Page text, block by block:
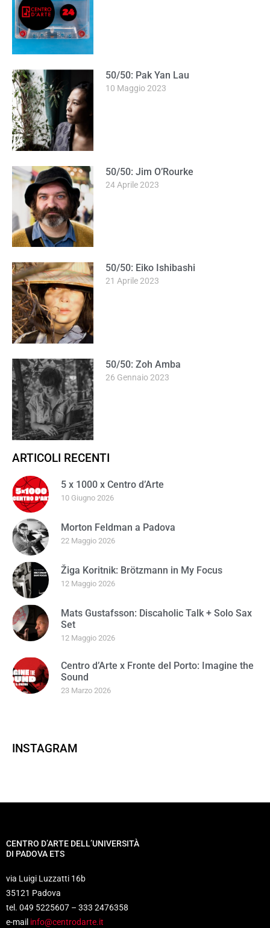
50/50: Pak Yan Lau
10 Maggio 2023
50/50: Jim O’Rourke
24 Aprile 2023
50/50: Eiko Ishibashi
21 Aprile 2023
50/50: Zoh Amba
26 Gennaio 2023
ARTICOLI RECENTI
5 x 1000 x Centro d’Arte
10 Giugno 2026
Morton Feldman a Padova
22 Maggio 2026
Žiga Koritnik: Brötzmann in My Focus
12 Maggio 2026
Mats Gustafsson: Discaholic Talk + Solo Sax
Set
12 Maggio 2026
Centro d’Arte x Fronte del Porto: Imagine the
Sound
23 Marzo 2026
INSTAGRAM
CENTRO D’ARTE DELL’UNIVERSITÀ
DI PADOVA ETS
via Luigi Luzzatti 16b
35121 Padova
tel. 049 5225607 – 333 2476358
e-mail info@centrodarte.it